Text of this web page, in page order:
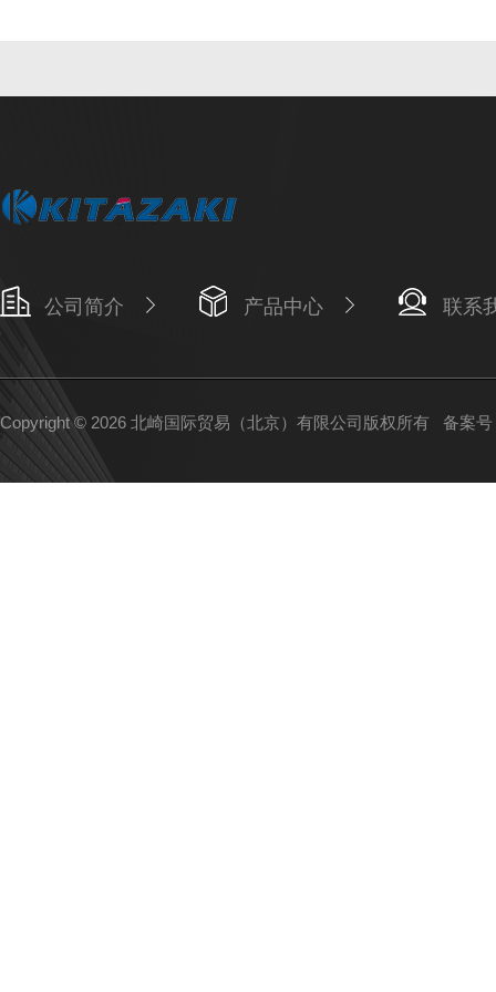
公司简介 产品中心 联系
Copyright © 2026 北崎国际贸易（北京）有限公司版权所有 备案号